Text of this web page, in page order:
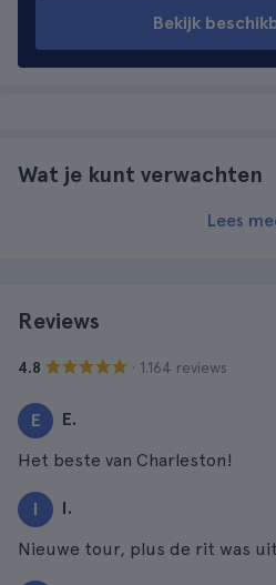
Bekijk
Wat je kunt verwachten
Lees
Reviews
4.8 · 1.164 reviews
E E.
Het beste van Charleston!
I I.
Nieuwe tour, plus de rit was